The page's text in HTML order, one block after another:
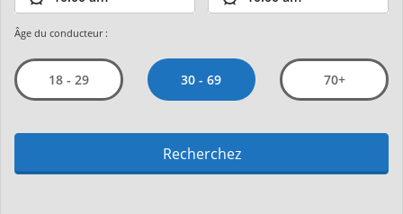
Âge du conducteur :
18 - 29 30 - 69 70+
Recherchez